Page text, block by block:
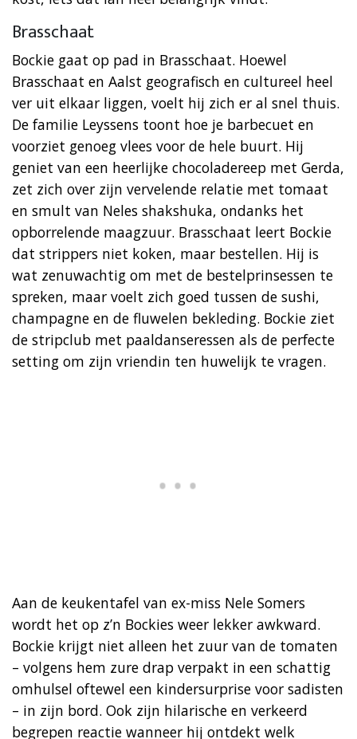
Brasschaat
Bockie gaat op pad in Brasschaat. Hoewel
Brasschaat en Aalst geografisch en cultureel heel
ver uit elkaar liggen, voelt hij zich er al snel thuis.
De familie Leyssens toont hoe je barbecuet en
voorziet genoeg vlees voor de hele buurt. Hij
geniet van een heerlijke chocoladereep met Gerda,
zet zich over zijn vervelende relatie met tomaat
en smult van Neles shakshuka, ondanks het
opborrelende maagzuur. Brasschaat leert Bockie
dat strippers niet koken, maar bestellen. Hij is
wat zenuwachtig om met de bestelprinsessen te
spreken, maar voelt zich goed tussen de sushi,
champagne en de fluwelen bekleding. Bockie ziet
de stripclub met paaldanseressen als de perfecte
setting om zijn vriendin ten huwelijk te vragen.
Aan de keukentafel van ex-miss Nele Somers
wordt het op z’n Bockies weer lekker awkward.
Bockie krijgt niet alleen het zuur van de tomaten
– volgens hem zure drap verpakt in een schattig
omhulsel oftewel een kindersurprise voor sadisten
– in zijn bord. Ook zijn hilarische en verkeerd
begrepen reactie wanneer hij ontdekt welk